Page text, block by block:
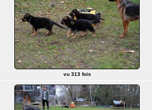
vu 313 fois